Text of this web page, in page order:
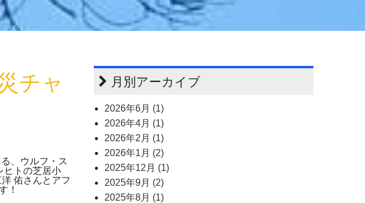
チャ
、ウルフ・ス
ヒトの芝居小
佑さんとアフ
！
月別アーカイブ
2026年6月 (1)
2026年4月 (1)
2026年2月 (1)
2026年1月 (2)
2025年12月 (1)
2025年9月 (2)
2025年8月 (1)